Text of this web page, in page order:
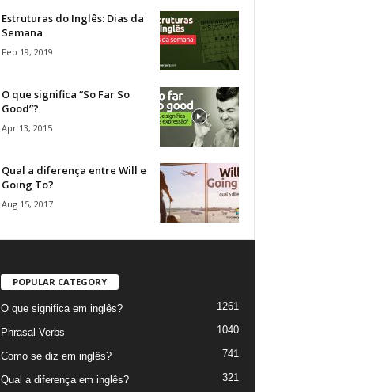
Estruturas do Inglês: Dias da
Semana
Feb 19, 2019
O que significa “So Far So
Good”?
Apr 13, 2015
Qual a diferença entre Will e
Going To?
Aug 15, 2017
POPULAR CATEGORY
O que significa em inglês? 1261
Phrasal Verbs 1040
Como se diz em inglês? 741
Qual a diferença em inglês? 321